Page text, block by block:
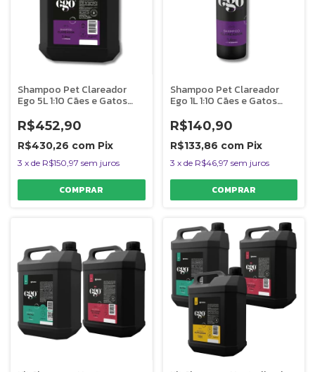
Shampoo Pet Clareador
Ego 5L 1:10 Cães e Gatos
R$452,90
R$430,26 com Pix
3 x de R$150,97 sem juros
Shampoo Pet Clareador
Ego 1L 1:10 Cães e Gatos
R$140,90
R$133,86 com Pix
3 x de R$46,97 sem juros